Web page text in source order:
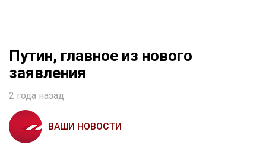
Путин, главное из нового
заявления
2 года назад
ВАШИ НОВОСТИ